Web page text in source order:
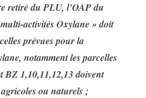
retiré du PLU, l’OAP du
activités Oxylane » doit
prévues pour la
notamment les parcelles
BZ 1,10,11,12,13 doivent
agricoles ou naturels ;